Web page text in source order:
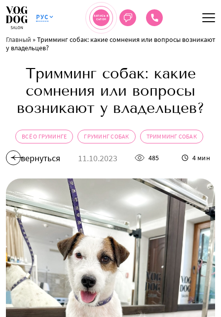
РУС
ЗАПИСЬ В
САЛОН
Главный »Тримминг собак: какие сомнения или вопросы возникают
у владельцев?
Тримминг собак: какие
сомнения или вопросы
возникают у владельцев?
ВСЁ О ГРУМИНГЕ ГРУМИНГ СОБАК ТРИММИНГ СОБАК
вернуться 11.10.2023 485 4 мин